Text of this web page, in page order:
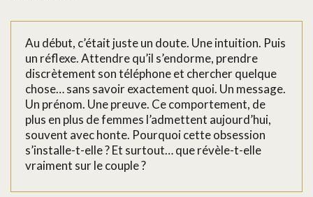
Au début, c’était juste un doute. Une intuition. Puis
un réflexe. Attendre qu’il s’endorme, prendre
discrètement son téléphone et chercher quelque
chose… sans savoir exactement quoi. Un message.
Un prénom. Une preuve. Ce comportement, de
plus en plus de femmes l’admettent aujourd’hui,
souvent avec honte. Pourquoi cette obsession
s’installe-t-elle ? Et surtout… que révèle-t-elle
vraiment sur le couple ?